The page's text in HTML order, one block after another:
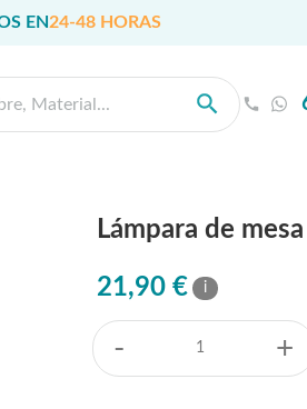
EN24-48 HORAS
Lámpara de
21,90 € i
- +